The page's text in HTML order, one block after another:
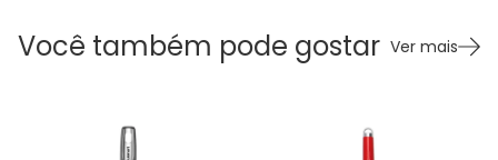
Você também pode gostar Ver mais